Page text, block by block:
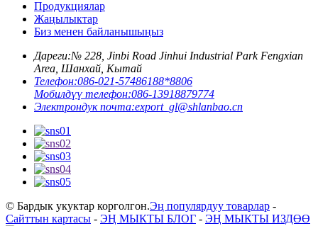
Продукциялар
Жаңылыктар
Биз менен байланышыңыз
Дареги:№ 228, Jinbi Road Jinhui Industrial Park Fengxian
Area, Шанхай, Кытай
Телефон:086-021-57486188*8806
Мобилдүү телефон:086-13918879774
Электрондук почта:export_gl@shlanbao.cn
© Бардык укуктар корголгон.Эң популярдуу товарлар -
Сайттын картасы - ЭҢ МЫКТЫ БЛОГ - ЭҢ МЫКТЫ ИЗДӨӨ